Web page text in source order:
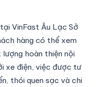
VinFast Âu Lạc Sở
hàng có thể xem
hoàn thiện nội
xe điện, việc được tư
thói quen sạc và chi